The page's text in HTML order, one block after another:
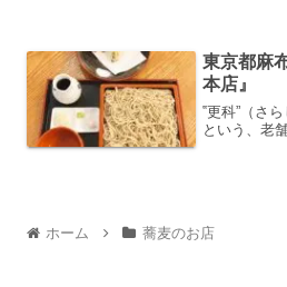
東京都麻
本店』
‟更科”（さ
という、老
ホーム 蕎麦のお店